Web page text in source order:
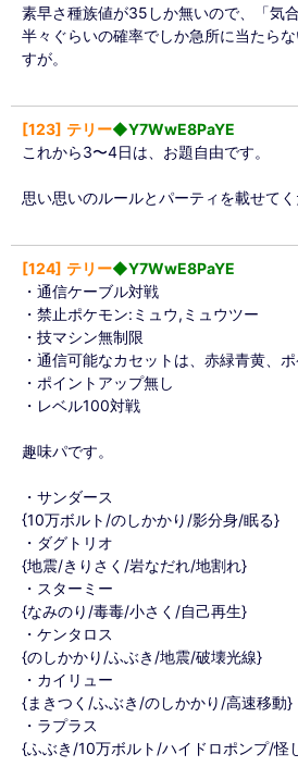
素早さ種族値が35しか無いので、「気
半々ぐらいの確率でしか急所に当たら
すが。
123 テリー◆Y7WwE8PaYE
これから3〜4日は、お題自由です。
思い思いのルールとパーティを載せてく
124 テリー◆Y7WwE8PaYE
・通信ケーブル対戦
・禁止ポケモン:ミュウ,ミュウツー
・技マシン無制限
・通信可能なカセットは、赤緑青黄、
・ポイントアップ無し
・レベル100対戦
趣味パです。
・サンダース
{10万ボルト/のしかかり/影分身/眠る}
・ダグトリオ
{地震/きりさく/岩なだれ/地割れ}
・スターミー
{なみのり/毒毒/小さく/自己再生}
・ケンタロス
{のしかかり/ふぶき/地震/破壊光線}
・カイリュー
{まきつく/ふぶき/のしかかり/高速移動}
・ラプラス
{ふぶき/10万ボルト/ハイドロポンプ/怪